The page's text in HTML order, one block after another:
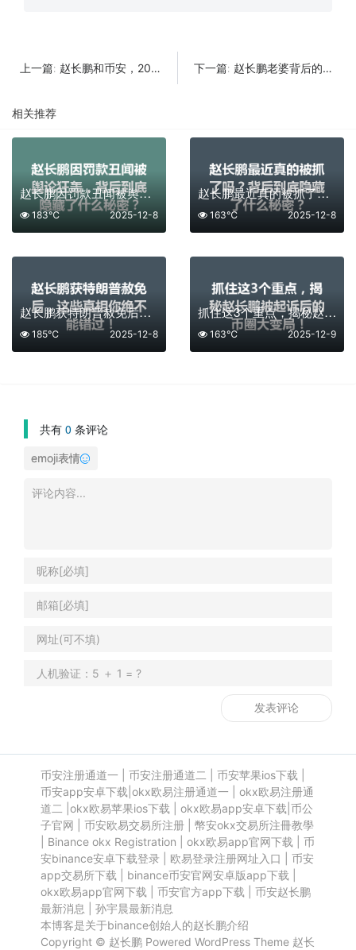
上一篇: 赵长鹏和币安，2025年还能继续领跑加密货币世界吗？ 下一篇: 赵长鹏老婆背后的故事，99%的人都没听过的细节！
相关推荐
赵长鹏因罚款丑闻被舆论狂轰，背后到底隐藏了什么秘密？
2025-12-8
183℃
赵长鹏最近真的被抓了吗？背后到底隐藏了什么秘密？
2025-12-8
163℃
赵长鹏获特朗普赦免后，这些真相你绝不能错过！
2025-12-8
185℃
抓住这3个重点，揭秘赵长鹏被起诉后的币圈大变局！
2025-12-9
163℃
共有 0 条评论
emoji表情
币安注册通道一 币安注册通道二 币安苹果ios下载
币安app安卓下载 okx欧易注册通道一
okx欧易注册通
道二
okx欧易苹果ios下载 okx欧易app安卓下载 币公
子官网
币安欧易交易所注册| 幣安okx交易所注冊教學
Binance okx Registration okx欧易app官网下载
币
安binance安卓下载登录| 欧易登录注册网址入口
币安
app交易所下载
binance币安官网安卓版app下载
okx欧易app官网下载
币安官方app下载
币安赵长鹏
最新消息
孙宇晨最新消息
本博客是关于binance创始人的赵长鹏介绍
Copyright © 赵长鹏Powered WordPressTheme 赵长